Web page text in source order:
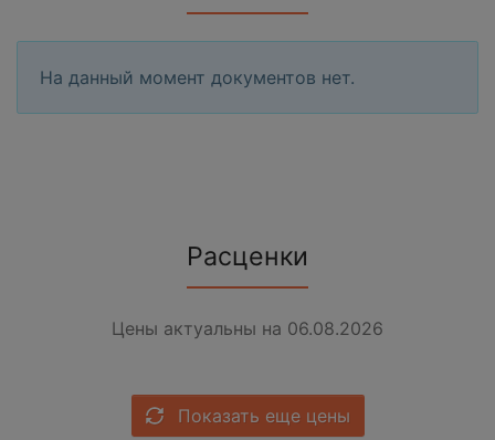
На данный момент документов нет.
Расценки
Цены актуальны на 06.08.2026
Показать еще цены